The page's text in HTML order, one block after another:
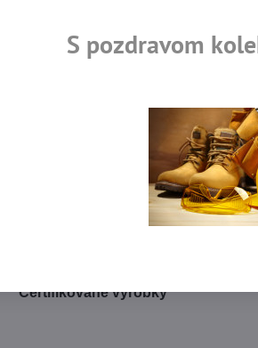
Certifikované výrobky
S pozdravom